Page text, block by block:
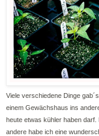
Viele verschiedene Dinge
einem Gewächshaus ins
heute etwas kühler haben
andere habe ich eine